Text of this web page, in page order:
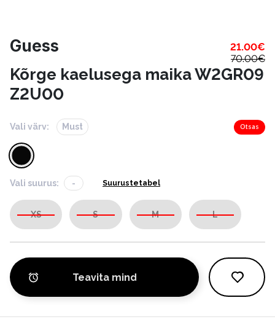
Guess 21.00€
70.00€
Kõrge kaelusega maika W2GR09
Z2U00
Vali värv: Must Otsas
Vali suurus: - Suurustetabel
XS S M L
Teavita mind